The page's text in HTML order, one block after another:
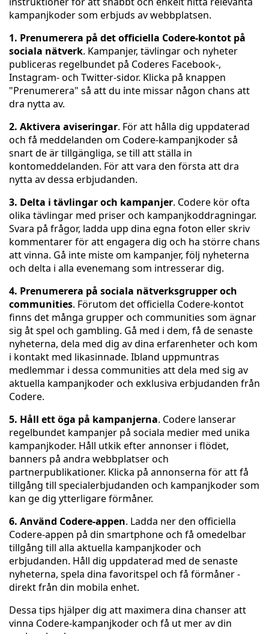
kampanjkoder som erbjuds av webbplatsen.
1. Prenumerera på det officiella Codere-kontot på
sociala nätverk. Kampanjer, tävlingar och nyheter
publiceras regelbundet på Coderes Facebook-,
Instagram- och Twitter-sidor. Klicka på knappen
"Prenumerera" så att du inte missar någon chans att
dra nytta av.
2. Aktivera aviseringar. För att hålla dig uppdaterad
och få meddelanden om Codere-kampanjkoder så
snart de är tillgängliga, se till att ställa in
kontomeddelanden. För att vara den första att dra
nytta av dessa erbjudanden.
3. Delta i tävlingar och kampanjer. Codere kör ofta
olika tävlingar med priser och kampanjkoddragningar.
Svara på frågor, ladda upp dina egna foton eller skriv
kommentarer för att engagera dig och ha större chans
att vinna. Gå inte miste om kampanjer, följ nyheterna
och delta i alla evenemang som intresserar dig.
4. Prenumerera på sociala nätverksgrupper och
communities. Förutom det officiella Codere-kontot
finns det många grupper och communities som ägnar
sig åt spel och gambling. Gå med i dem, få de senaste
nyheterna, dela med dig av dina erfarenheter och kom
i kontakt med likasinnade. Ibland uppmuntras
medlemmar i dessa communities att dela med sig av
aktuella kampanjkoder och exklusiva erbjudanden från
Codere.
5. Håll ett öga på kampanjerna. Codere lanserar
regelbundet kampanjer på sociala medier med unika
kampanjkoder. Håll utkik efter annonser i flödet,
banners på andra webbplatser och
partnerpublikationer. Klicka på annonserna för att få
tillgång till specialerbjudanden och kampanjkoder som
kan ge dig ytterligare förmåner.
6. Använd Codere-appen. Ladda ner den officiella
Codere-appen på din smartphone och få omedelbar
tillgång till alla aktuella kampanjkoder och
erbjudanden. Håll dig uppdaterad med de senaste
nyheterna, spela dina favoritspel och få förmåner -
direkt från din mobila enhet.
Dessa tips hjälper dig att maximera dina chanser att
vinna Codere-kampanjkoder och få ut mer av din